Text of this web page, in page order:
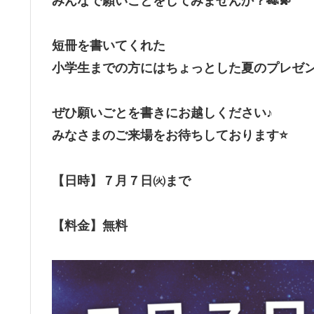
短冊を書いてくれた
小学生までの方にはちょっとした夏のプレゼ
ぜひ願いごとを書きにお越しください♪
みなさまのご来場をお待ちしております⭐️
【日時】７月７日㈫まで
【料金】無料